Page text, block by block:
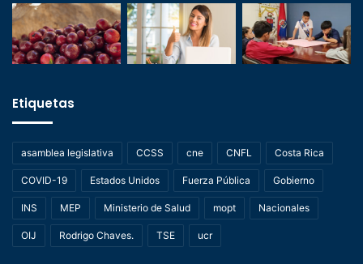
Etiquetas
asamblea legislativa CCSS cne CNFL Costa Rica
COVID-19 Estados Unidos Fuerza Pública Gobierno
INS MEP Ministerio de Salud mopt Nacionales
OIJ Rodrigo Chaves. TSE ucr